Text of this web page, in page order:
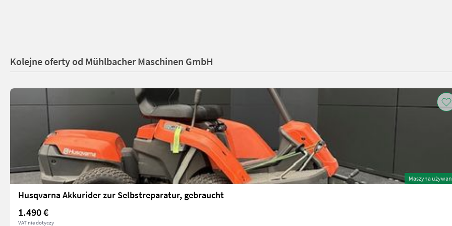
Kolejne oferty od Mühlbacher Maschinen GmbH
Maszyna
Husqvarna Akkurider zur Selbstreparatur, gebraucht
1.490 €
VAT nie dotyczy